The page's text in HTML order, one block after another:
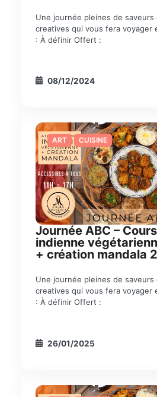
Une journée pleines de saveurs
creatives qui vous fera voyager
: À définir Offert :
08/12/2024
ART CUISINE
Journée ABC –
indienne
+ création mandala
Une journée pleines de saveurs
creatives qui vous fera voyager
: À définir Offert :
26/01/2025